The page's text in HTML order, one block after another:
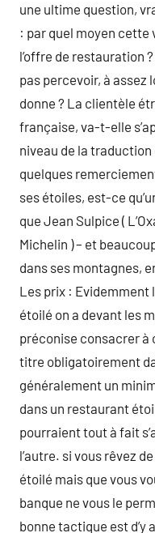
une ultime question,
: par quel moyen
l’offre de restauration
pas percevoir, à assez
donne ? La clientèle
française, va-t-elle
niveau de la
quelques
ses étoiles, est-ce
que Jean Sulpice (
Michelin ) – et
dans ses montagnes,
Les prix : Evidemment
étoilé on a devant les
préconise consacrer à
titre obligatoirement
généralement un
dans un restaurant
pourraient tout à fait
l’autre. si vous rêvez
étoilé mais que vous
banque ne vous le
bonne tactique est d’y